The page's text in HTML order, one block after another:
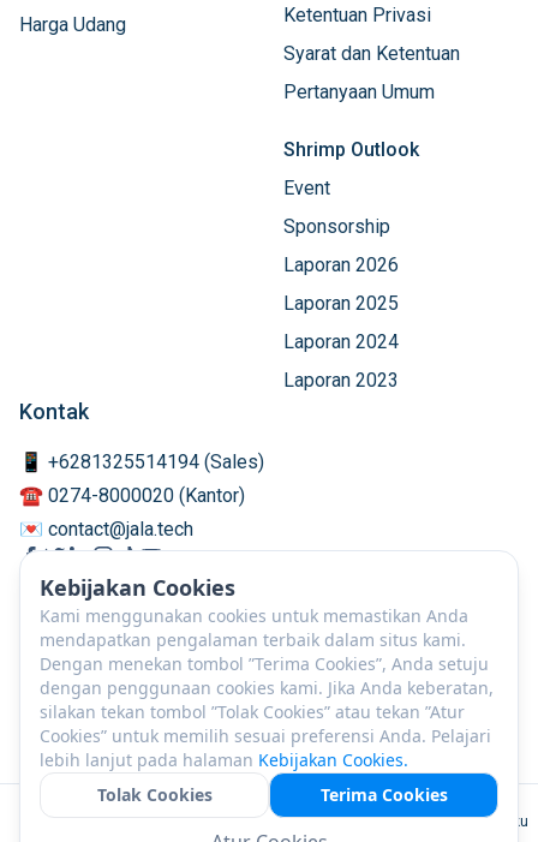
Kebijakan Cookies
Kami menggunakan cookies untuk memastikan Anda
mendapatkan pengalaman terbaik dalam situs kami.
Dengan menekan tombol ”Terima Cookies”, Anda setuju
dengan penggunaan cookies kami. Jika Anda keberatan,
silakan tekan tombol ”Tolak Cookies” atau tekan ”Atur
Cookies” untuk memilih sesuai preferensi Anda. Pelajari
lebih lanjut pada halaman Kebijakan Cookies.
Tolak Cookies
Terima Cookies
Harga Udang
Ketentuan Privasi
Syarat dan Ketentuan
Pertanyaan Umum
Shrimp Outlook
Event
Sponsorship
Laporan 2026
Laporan 2025
Laporan 2024
Laporan 2023
Kontak
📱 +6281325514194 (Sales)
☎️ 0274-8000020 (Kantor)
💌 contact@jala.tech
ID © 2026PT JALA Akuakultur Lestari Alamku